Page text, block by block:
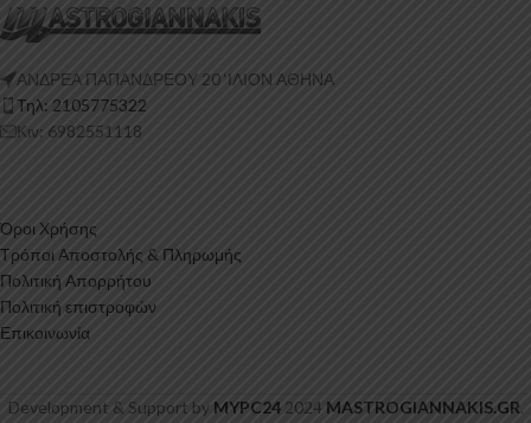
ΑΝΔΡΕΑ ΠΑΠΑΝΔΡΕΟΥ 20 ‘ΙΛΙΟΝ ΑΘΗΝΑ
Τηλ: 2105775322
Κιν: 6982551118
Όροι Χρήσης
Τρόποι Αποστολής & Πληρωμής
Πολιτική Απορρήτου
Πολιτική επιστροφών
Επικοινωνία
Development & Support by MYPC242024 MASTROGIANNAKIS.GR